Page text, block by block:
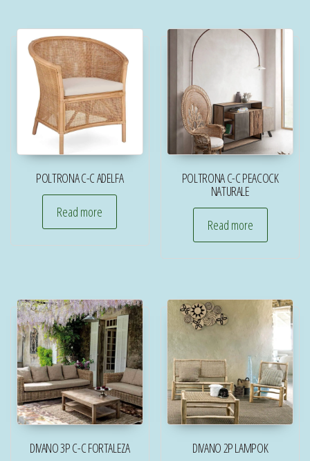
POLTRONA C-C ADELFA
Read more
POLTRONA C-C PEACOCK
NATURALE
Read more
DIVANO 3P C-C FORTALEZA DIVANO 2P LAMPOK